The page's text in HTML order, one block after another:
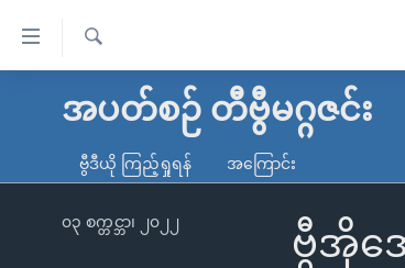
လွယ်ကူ
သည့်
မူလစာမျက်နှာ
ကမ္ဘာ့သတင်းများ
နိုင်ငံတကာ
ရ
အပတ်စဉ် တီဗွီမဂ္ဂဇင်း
ဗွီဒီယို ကြည့်ရှုရန် အကြောင်း
ဗွီအိုအ
၀၃ စက္တင္ဘာ၊ ၂၀၂၂